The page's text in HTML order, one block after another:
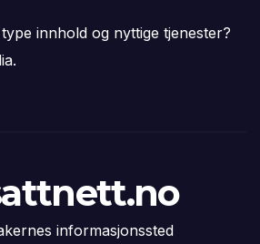
innhold og nyttige tjenester?
informasjonssted